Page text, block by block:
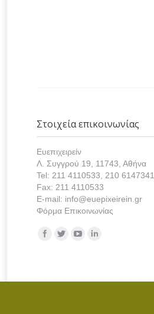
Στοιχεία επικοινωνίας
Ευεπιχειρείν
Λ. Συγγρού 19, 11743, Αθήνα
Tel: 211 4110533, 210
Fax: 211 4110533
E-mail: info@euepixeirein.gr
Φόρμα Επικοινωνίας
Find us on:
Copyright